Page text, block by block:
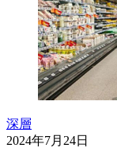
深層
2024年7月24日